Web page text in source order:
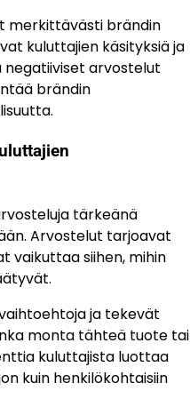
merkittävästi brändin
kuluttajien käsityksiä ja
negatiiviset arvostelut
brändin
tärkeänä
Arvostelut tarjoavat
vaikuttaa siihen, mihin
ja tekevät
monta tähteä tuote tai
kuluttajista luottaa
kuin henkilökohtaisiin